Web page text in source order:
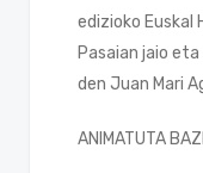
edizioko Euskal
Pasaian jaio
den Juan Mari
ANIMATUTA